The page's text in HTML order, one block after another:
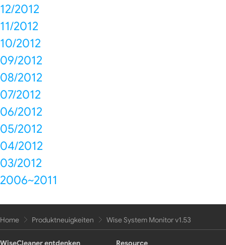
12/2012
11/2012
10/2012
09/2012
08/2012
07/2012
06/2012
05/2012
04/2012
03/2012
2006~2011
Home Produktneuigkeiten Wise System Monitor v1.53
WiseCleaner entdenken Resource